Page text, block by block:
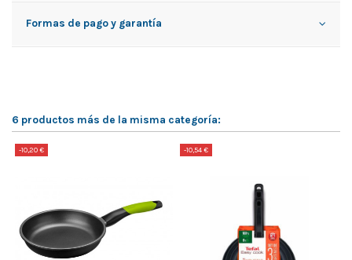
Formas de pago y garantía
6 productos más de la misma categoría:
-10,20 € -10,54 €